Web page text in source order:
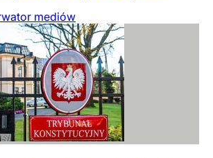
mediów